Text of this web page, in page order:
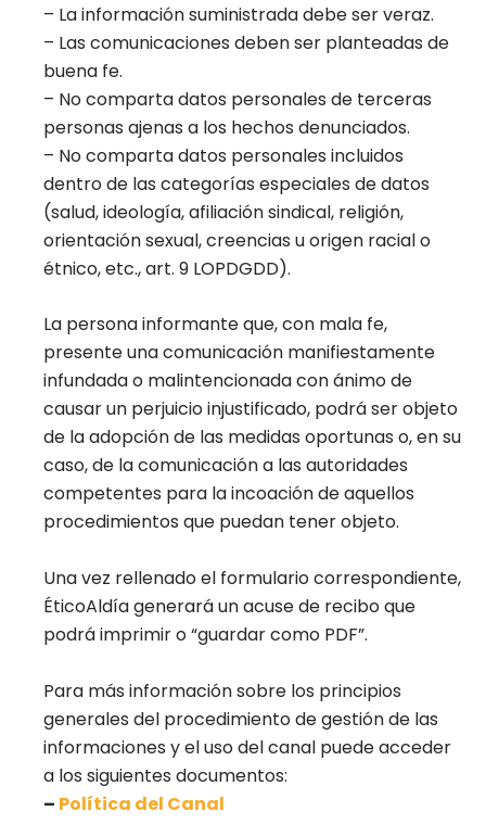
– La información suministrada debe ser veraz.
– Las comunicaciones deben ser planteadas de
buena fe.
– No comparta datos personales de terceras
personas ajenas a los hechos denunciados.
– No comparta datos personales incluidos
dentro de las categorías especiales de datos
(salud, ideología, afiliación sindical, religión,
orientación sexual, creencias u origen racial o
étnico, etc., art. 9 LOPDGDD).
La persona informante que, con mala fe,
presente una comunicación manifiestamente
infundada o malintencionada con ánimo de
causar un perjuicio injustificado, podrá ser objeto
de la adopción de las medidas oportunas o, en su
caso, de la comunicación a las autoridades
competentes para la incoación de aquellos
procedimientos que puedan tener objeto.
Una vez rellenado el formulario correspondiente,
ÉticoAldía generará un acuse de recibo que
podrá imprimir o “guardar como PDF”.
Para más información sobre los principios
generales del procedimiento de gestión de las
informaciones y el uso del canal puede acceder
a los siguientes documentos:
– Política del Canal